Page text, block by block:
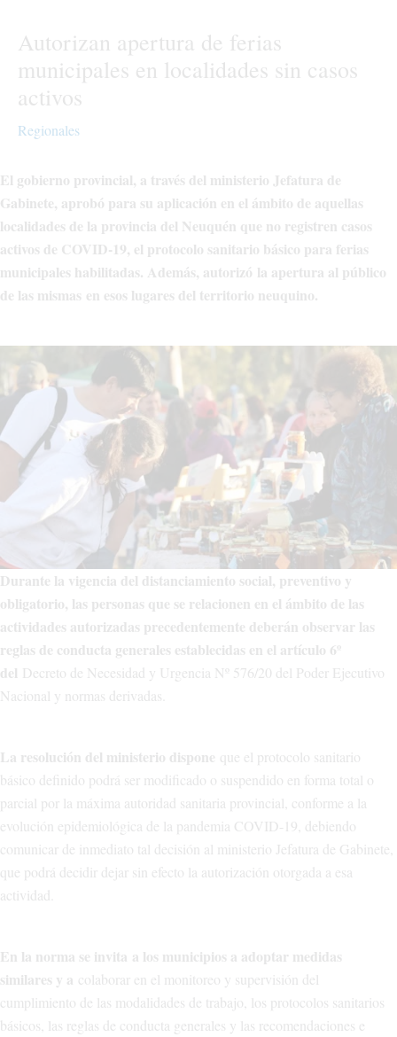
Autorizan apertura de ferias
municipales en localidades sin casos
activos
Regionales
El gobierno provincial, a través del ministerio Jefatura de
Gabinete, aprobó para su aplicación en el ámbito de aquellas
localidades de la provincia del Neuquén que no registren casos
activos de COVID-19, el protocolo sanitario básico para ferias
municipales habilitadas. Además, autorizó la apertura al público
de las mismas en esos lugares del territorio neuquino.
Durante la vigencia del distanciamiento social, preventivo y
obligatorio, las personas que se relacionen en el ámbito de las
actividades autorizadas precedentemente deberán observar las
reglas de conducta generales establecidas en el artículo 6º
del Decreto de Necesidad y Urgencia Nº 576/20 del Poder Ejecutivo
Nacional y normas derivadas.
La resolución del ministerio dispone que el protocolo sanitario
básico definido podrá ser modificado o suspendido en forma total o
parcial por la máxima autoridad sanitaria provincial, conforme a la
evolución epidemiológica de la pandemia COVID-19, debiendo
comunicar de inmediato tal decisión al ministerio Jefatura de Gabinete,
que podrá decidir dejar sin efecto la autorización otorgada a esa
actividad.
En la norma se invita a los municipios a adoptar medidas
similares y a colaborar en el monitoreo y supervisión del
cumplimiento de las modalidades de trabajo, los protocolos sanitarios
básicos, las reglas de conducta generales y las recomendaciones e